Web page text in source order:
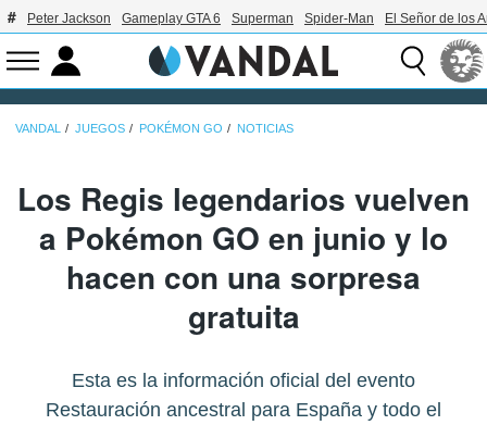
Peter Jackson Gameplay GTA 6 Superman Spider-Man El Señor de los
VANDAL JUEGOS POKÉMON GO NOTICIAS
Los Regis legendarios vuelven
a Pokémon GO en junio y lo
hacen con una sorpresa
gratuita
Esta es la información oficial del evento
Restauración ancestral para España y todo el